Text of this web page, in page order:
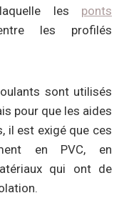
les ponts
les profilés
sont utilisés
pour que les aides
il est exigé que ces
en PVC, en
qui ont de